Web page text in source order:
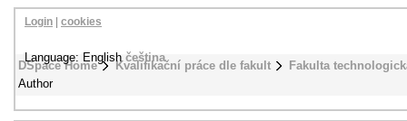
DSpace Home Kvalifikační práce dle fakult
Fakulta
Author
Login cookies
Language: Englishčeština